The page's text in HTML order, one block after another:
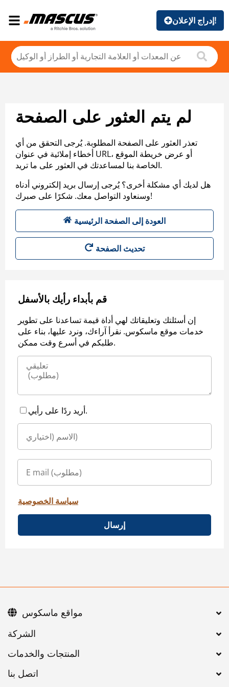
إدراج الإعلان!
لم يتم العثور على الصفحة
تعذر العثور على الصفحة المطلوبة. يُرجى التحقق من أي
أخطاء إملائية في عنوان URL، أو عرض خريطة الموقع
الخاصة بنا لمساعدتك في العثور على ما تريد.
هل لديك أي مشكلة أخرى؟ يُرجى إرسال بريد إلكتروني أدناه
وسنعاود التواصل معك. شكرًا على صبرك!
العودة إلى الصفحة الرئيسية
تحديث الصفحة
قم بأبداء رأيك بالأسفل
إن أسئلتك وتعليقاتك لهي أداة قيمة تساعدنا على تطوير
خدمات موقع ماسكوس. نقرأ آراءك، ونرد عليها، بناء على
طلبكم في أسرع وقت ممكن.
أريد ردًا على رأيي.
سياسة الخصوصية
إرسال
اتصل بنا
مواقع ماسكوس